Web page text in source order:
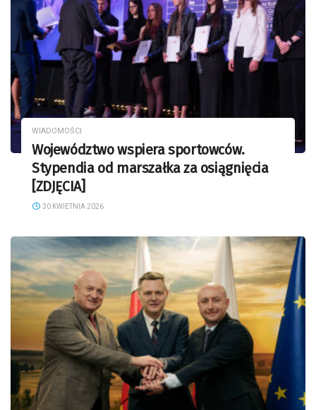
WIADOMOŚCI
Województwo wspiera sportowców.
Stypendia od marszałka za osiągnięcia
[ZDJĘCIA]
30 KWIETNIA 2026